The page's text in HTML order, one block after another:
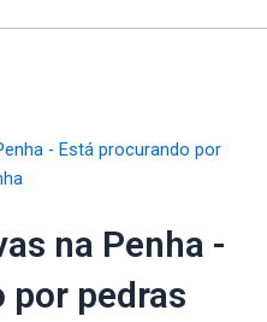
- Está procurando por
na Penha -
por pedras